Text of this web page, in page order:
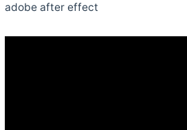
After
adobe after effect